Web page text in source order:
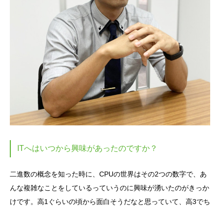
ITへはいつから興味があったのですか？
二進数の概念を知った時に、CPUの世界はその2つの数字で、あ
んな複雑なことをしているっていうのに興味が湧いたのがきっか
けです。高1ぐらいの頃から面白そうだなと思っていて、高3でち